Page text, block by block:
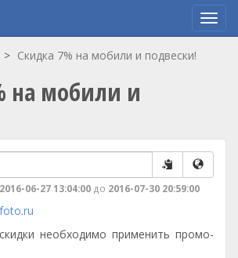
Скидка 7% на мобили и подвески!
на мобили и
2016-06-27 13:04:00 до 2016-07-30 20:59:00
необходимо применить промо-